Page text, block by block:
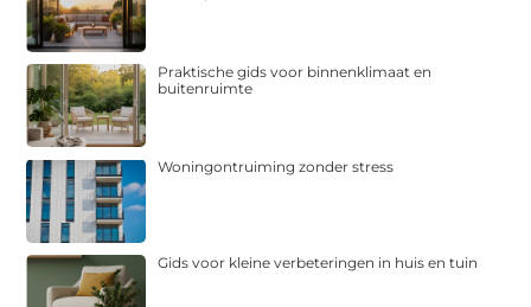
Praktische gids voor binnenklimaat en
buitenruimte
Woningontruiming zonder stress
Gids voor kleine verbeteringen in huis en tuin